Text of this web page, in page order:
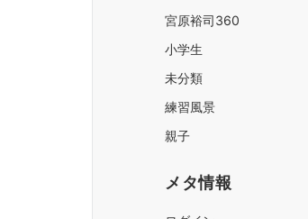
宮原裕司360
小学生
未分類
練習風景
親子
メタ情報